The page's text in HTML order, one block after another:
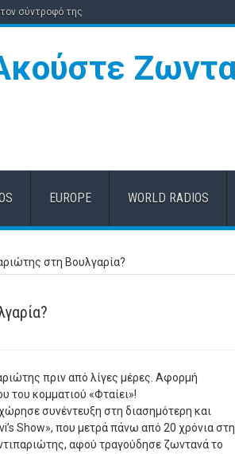
σύντροφό της
EUROPE WORLD RADIOS
στη Βουλγαρία?
πριν από λίγες μέρες. Αφορμή
του κομματιού «Φταίει»!
συνέντευξη στη διασημότερη και
Show», που μετρά πάνω από 20 χρόνια στη
αφού τραγούδησε ζωντανά το